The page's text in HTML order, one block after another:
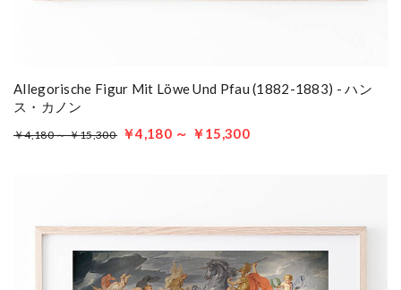
Allegorische Figur Mit Löwe Und Pfau (1882-1883) - ハン
ス・カノン
￥4,180 ～ ￥15,300 ￥4,180 ～ ￥15,300